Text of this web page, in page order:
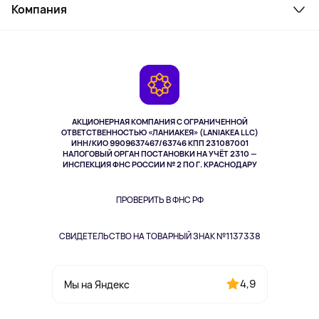
АКЦИОНЕРНАЯ КОМПАНИЯ С ОГРАНИЧЕННОЙ
ОТВЕТСТВЕННОСТЬЮ «ЛАНИАКЕЯ» (LANIAKEA LLC)
ИНН/КИО 9909637467/63746 КПП 231087001
НАЛОГОВЫЙ ОРГАН ПОСТАНОВКИ НА УЧЁТ 2310 —
ИНСПЕКЦИЯ ФНС РОССИИ № 2 ПО Г. КРАСНОДАРУ
ПРОВЕРИТЬ В ФНС РФ
СВИДЕТЕЛЬСТВО НА ТОВАРНЫЙ ЗНАК №1137338
Мы на Яндекс 4,9
Косметика и уход
Здоровье питомцев
Одежда и аксессуары
Как заказать
Компания